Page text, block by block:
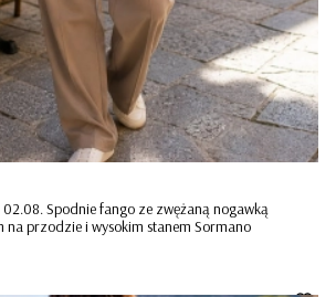
02.08. Spodnie fango ze zwężaną nogawką
na przodzie i wysokim stanem Sormano